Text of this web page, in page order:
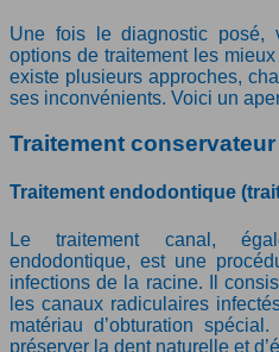
Une fois le diagnostic posé,
options de traitement les
existe plusieurs approches,
ses inconvénients. Voici un
Traitement conservateur
Traitement endodontique
Le traitement canal,
endodontique, est une
infections de la racine. Il
les canaux radiculaires
matériau d’obturation
préserver la dent naturelle et